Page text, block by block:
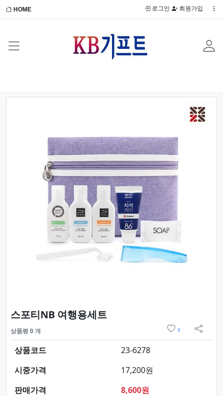
HOME 로그인 회원가입
Previous
스포티NB 여행용세트요약정보 및 구매
상품평 0 개 0
sns 공
상품코드
23-6278
시중가격
17,200원
판매가격
8,600원